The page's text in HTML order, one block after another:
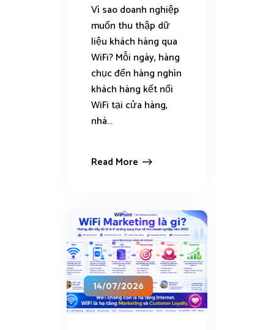
Vì sao doanh nghiệp
muốn thu thập dữ
liệu khách hàng qua
WiFi? Mỗi ngày, hàng
chục đến hàng nghìn
khách hàng kết nối
WiFi tại cửa hàng,
nhà...
Read More
14/07/2026